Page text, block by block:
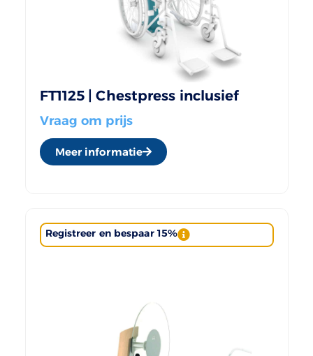
FT1125 | Chestpress inclusief
Vraag om prijs
Meer informatie
Registreer en bespaar 15%